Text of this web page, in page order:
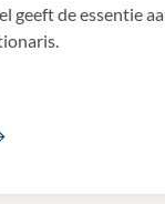
geeft de essentie